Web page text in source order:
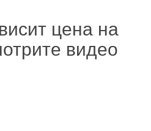
цена на
видео